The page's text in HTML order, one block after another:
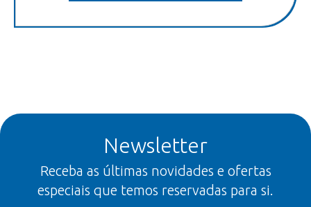
Newsletter
Receba as últimas novidades e ofertas
especiais que temos reservadas para si.